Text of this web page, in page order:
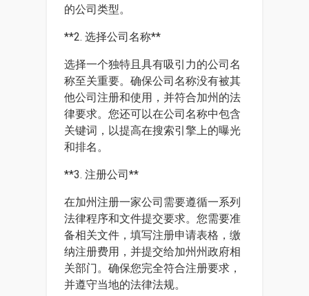
的公司类型。
**2. 选择公司名称**
选择一个独特且具有吸引力的公司名
称至关重要。确保公司名称没有被其
他公司注册和使用，并符合加州的法
律要求。您还可以在公司名称中包含
关键词，以提高在搜索引擎上的曝光
和排名。
**3. 注册公司**
在加州注册一家公司需要遵循一系列
法律程序和文件提交要求。您需要准
备相关文件，填写注册申请表格，缴
纳注册费用，并提交给加州州政府相
关部门。确保您完全符合注册要求，
并遵守当地的法律法规。